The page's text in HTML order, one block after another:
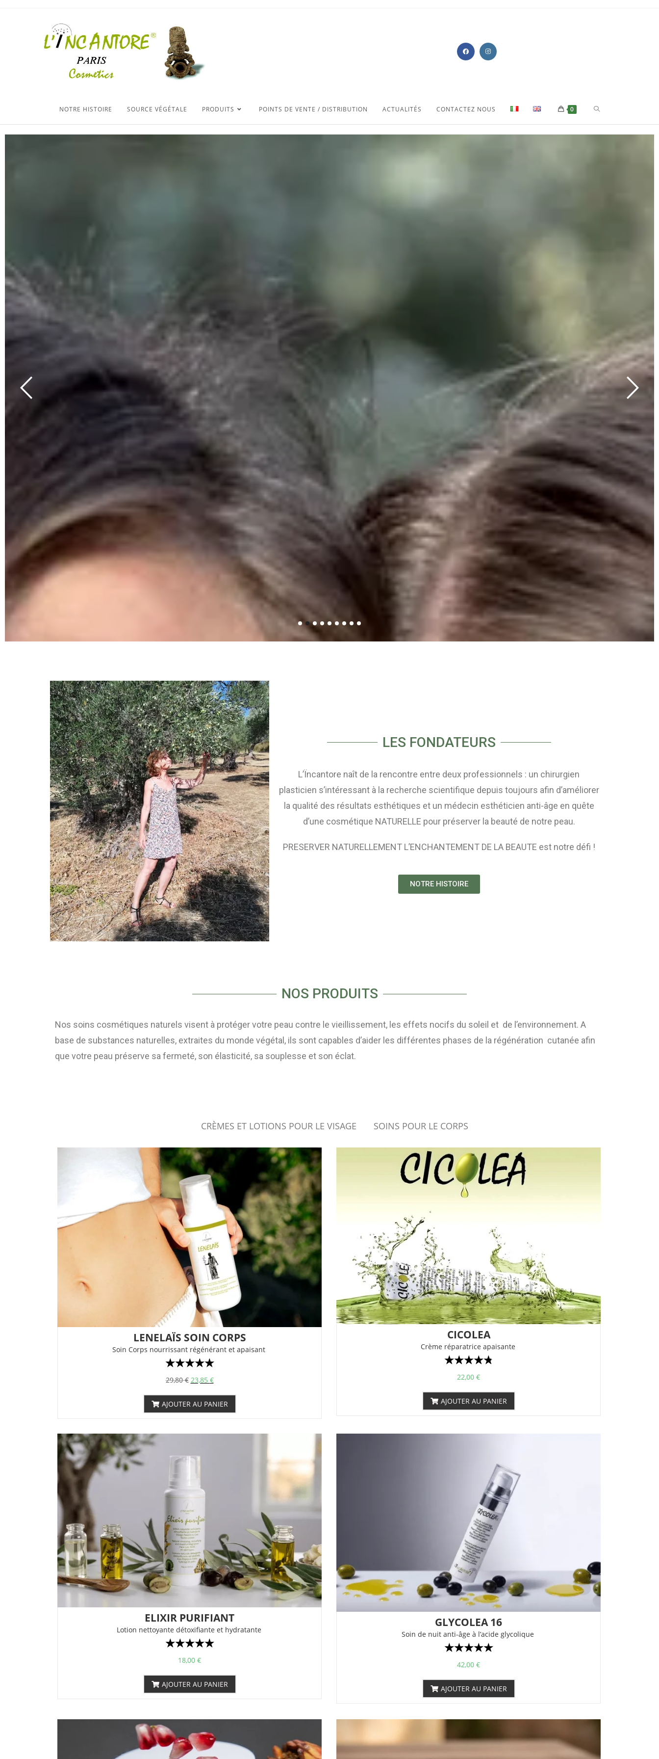
NOTRE HISTOIRE SOURCE VÉGÉTALE PRODUITS POINTS DE VENTE / DISTRIBUTION ACTUALITÉS CONTACTEZ NOUS 0
L'équilibre entre Nature et Science
Des soins naturels, anti-âge et régénérants pour préserver votre éclat jour après jour
LES FONDATEURS
L’Ïncantore naît de la rencontre entre deux professionnels : un chirurgien
plasticien s’intéressant à la recherche scientifique depuis toujours afin d’améliorer
la qualité des résultats esthétiques et un médecin esthéticien anti-âge en quête
d’une cosmétique NATURELLE pour préserver la beauté de notre peau.
PRESERVER NATURELLEMENT L’ENCHANTEMENT DE LA BEAUTE est notre défi !
NOTRE HISTOIRE
NOS PRODUITS
Nos soins cosmétiques naturels visent à protéger votre peau contre le vieillissement, les effets nocifs du soleil et de l’environnement. A
base de substances naturelles, extraites du monde végétal, ils sont capables d’aider les différentes phases de la régénération cutanée afin
que votre peau préserve sa fermeté, son élasticité, sa souplesse et son éclat.
CRÈMES ET LOTIONS POUR LE VISAGE SOINS POUR LE CORPS
LENELAÏS SOIN CORPS
Soin Corps nourrissant régénérant et apaisant
☆☆☆☆☆
29,80€ 23,85 €
AJOUTER AU PANIER
CICOLEA
Crème réparatrice apaisante
☆☆☆☆☆
22,00 €
AJOUTER AU PANIER
ELIXIR PURIFIANT
Lotion nettoyante détoxifiante et hydratante
☆☆☆☆☆
18,00 €
AJOUTER AU PANIER
GLYCOLEA 16
Soin de nuit anti-âge à l’acide glycolique
☆☆☆☆☆
42,00 €
AJOUTER AU PANIER